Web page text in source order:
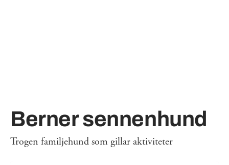
Berner sennenhund
Trogen familjehund som gillar aktiviteter